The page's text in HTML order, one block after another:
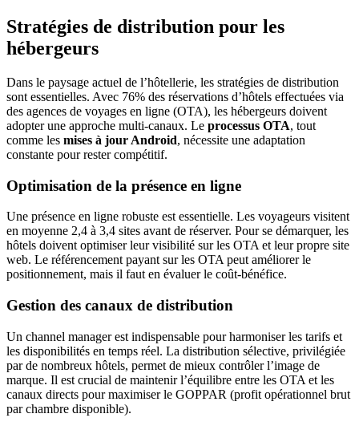
Stratégies de distribution pour les
hébergeurs
Dans le paysage actuel de l’hôtellerie, les stratégies de distribution
sont essentielles. Avec 76% des réservations d’hôtels effectuées via
des agences de voyages en ligne (OTA), les hébergeurs doivent
adopter une approche multi-canaux. Le processus OTA, tout
comme les mises à jour Android, nécessite une adaptation
constante pour rester compétitif.
Optimisation de la présence en ligne
Une présence en ligne robuste est essentielle. Les voyageurs visitent
en moyenne 2,4 à 3,4 sites avant de réserver. Pour se démarquer, les
hôtels doivent optimiser leur visibilité sur les OTA et leur propre site
web. Le référencement payant sur les OTA peut améliorer le
positionnement, mais il faut en évaluer le coût-bénéfice.
Gestion des canaux de distribution
Un channel manager est indispensable pour harmoniser les tarifs et
les disponibilités en temps réel. La distribution sélective, privilégiée
par de nombreux hôtels, permet de mieux contrôler l’image de
marque. Il est crucial de maintenir l’équilibre entre les OTA et les
canaux directs pour maximiser le GOPPAR (profit opérationnel brut
par chambre disponible).